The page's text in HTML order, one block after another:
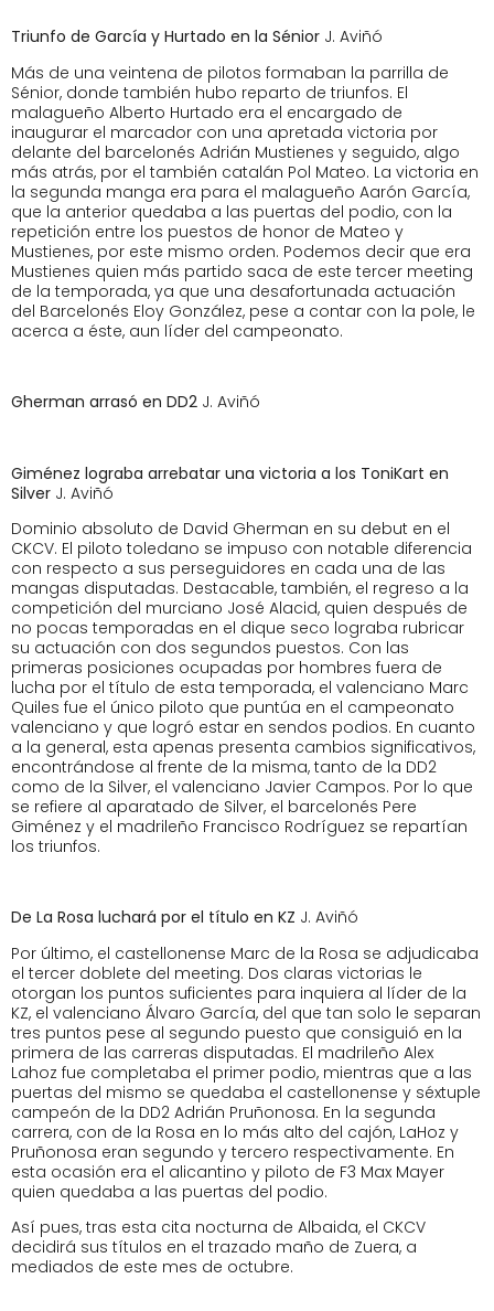
Triunfo de García y Hurtado en la Sénior J. Aviñó
Más de una veintena de pilotos formaban la parrilla de
Sénior, donde también hubo reparto de triunfos. El
malagueño Alberto Hurtado era el encargado de
inaugurar el marcador con una apretada victoria por
delante del barcelonés Adrián Mustienes y seguido, algo
más atrás, por el también catalán Pol Mateo. La victoria en
la segunda manga era para el malagueño Aarón García,
que la anterior quedaba a las puertas del podio, con la
repetición entre los puestos de honor de Mateo y
Mustienes, por este mismo orden. Podemos decir que era
Mustienes quien más partido saca de este tercer meeting
de la temporada, ya que una desafortunada actuación
del Barcelonés Eloy González, pese a contar con la pole, le
acerca a éste, aun líder del campeonato.
Gherman arrasó en DD2 J. Aviñó
Giménez lograba arrebatar una victoria a los ToniKart en
Silver J. Aviñó
Dominio absoluto de David Gherman en su debut en el
CKCV. El piloto toledano se impuso con notable diferencia
con respecto a sus perseguidores en cada una de las
mangas disputadas. Destacable, también, el regreso a la
competición del murciano José Alacid, quien después de
no pocas temporadas en el dique seco lograba rubricar
su actuación con dos segundos puestos. Con las
primeras posiciones ocupadas por hombres fuera de
lucha por el título de esta temporada, el valenciano Marc
Quiles fue el único piloto que puntúa en el campeonato
valenciano y que logró estar en sendos podios. En cuanto
a la general, esta apenas presenta cambios significativos,
encontrándose al frente de la misma, tanto de la DD2
como de la Silver, el valenciano Javier Campos. Por lo que
se refiere al aparatado de Silver, el barcelonés Pere
Giménez y el madrileño Francisco Rodríguez se repartían
los triunfos.
De La Rosa luchará por el título en KZ J. Aviñó
Por último, el castellonense Marc de la Rosa se adjudicaba
el tercer doblete del meeting. Dos claras victorias le
otorgan los puntos suficientes para inquiera al líder de la
KZ, el valenciano Álvaro García, del que tan solo le separan
tres puntos pese al segundo puesto que consiguió en la
primera de las carreras disputadas. El madrileño Alex
Lahoz fue completaba el primer podio, mientras que a las
puertas del mismo se quedaba el castellonense y séxtuple
campeón de la DD2 Adrián Pruñonosa. En la segunda
carrera, con de la Rosa en lo más alto del cajón, LaHoz y
Pruñonosa eran segundo y tercero respectivamente. En
esta ocasión era el alicantino y piloto de F3 Max Mayer
quien quedaba a las puertas del podio.
Así pues, tras esta cita nocturna de Albaida, el CKCV
decidirá sus títulos en el trazado maño de Zuera, a
mediados de este mes de octubre.